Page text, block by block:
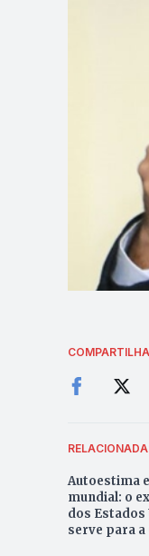
Autoestima
mundial: o
dos Estados
serve para a